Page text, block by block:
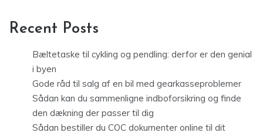
Recent Posts
Bæltetaske til cykling og pendling: derfor er den genial
i byen
Gode råd til salg af en bil med gearkasseproblemer
Sådan kan du sammenligne indboforsikring og finde
den dækning der passer til dig
Sådan bestiller du COC dokumenter online til dit